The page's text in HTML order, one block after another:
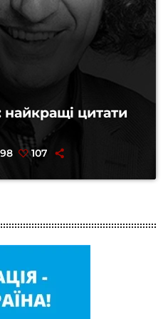
найкращі цитати
107